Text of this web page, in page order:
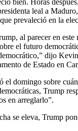
bien. Horas
leal a
prevaleció en la
al parecer en este
el futuro
dijo
de Estado en
el domingo sobre
Trump
en arreglarlo”.
se eleva, Trump